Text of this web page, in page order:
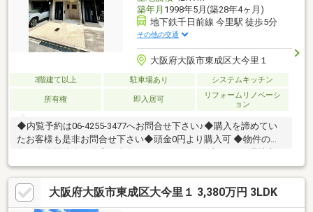
築年月 1998年5月(築28年4ヶ月)
地下鉄千日前線 今里駅 徒歩5分
その他の交通
大阪府大阪市東成区大今里１
3階建て以上 駐車場あり システムキッチン
所有権 即入居可
リフォームリノベーシ
ョン
◆内覧予約は06-4255-3477へお問合せ下さい♪◆購入を諦めてい
たお客様も是非お問合せ下さい◆頭金0円より購入可 ◆物件の特
♪◆見るだけ大歓迎◆接客対応品質に自信があり◆夜間早朝もお
気軽にご連絡ください！◆無料送迎可「購入するか分からないけ
ど見るだけ見たい」「他社の物件もまとめて見てみたい」等 ご購
入をご検討中のお客様にとって、より良い条件でご購入頂く為に
大阪府大阪市東成区大今里１ 3,380万円 3LDK